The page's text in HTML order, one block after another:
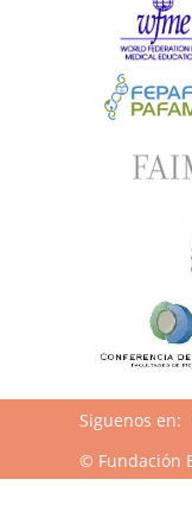
Siguenos en:
© Fundación